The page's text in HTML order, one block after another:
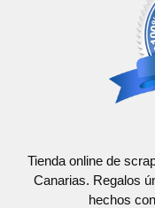
Tienda online de
Canarias. Regalos
hechos